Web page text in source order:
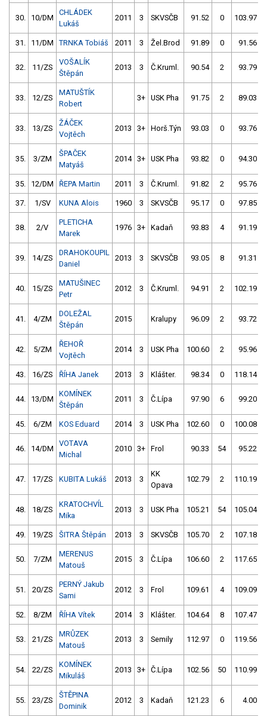
30. 10/DM
CHLÁDEK
Lukáš
2011 3 SKVSČB 91.52 0 103.97
31. 11/DM TRNKA Tobiáš 2011 3 Žel.Brod 91.89 0 91.56
32. 11/ZS
VOŠALÍK
Štěpán
2013 3 Č.Kruml. 90.54 2 93.79
33. 12/ZS
MATUŠTÍK
Robert
3+ USK Pha 91.75 2 89.03
33. 13/ZS
ŽÁČEK
Vojtěch
2013 3+ Horš.Týn 93.03 0 93.76
35. 3/ZM
ŠPAČEK
Matyáš
2014 3+ USK Pha 93.82 0 94.30
35. 12/DM ŘEPA Martin 2011 3 Č.Kruml. 91.82 2 95.76
37. 1/SV KUNA Alois 1960 3 SKVSČB 95.17 0 97.85
38. 2/V
PLETICHA
Marek
1976 3+ Kadaň 93.83 4 91.19
39. 14/ZS
DRAHOKOUPIL
Daniel
2013 3 SKVSČB 93.05 8 91.31
40. 15/ZS
MATUŠINEC
Petr
2012 3 Č.Kruml. 94.91 2 102.19
41. 4/ZM
DOLEŽAL
Štěpán
2015 Kralupy 96.09 2 93.72
42. 5/ZM
ŘEHOŘ
Vojtěch
2014 3 USK Pha 100.60 2 95.96
43. 16/ZS ŘÍHA Janek 2013 3 Klášter. 98.34 0 118.14
44. 13/DM
KOMÍNEK
Štěpán
2011 3 Č.Lípa 97.90 6 99.20
45. 6/ZM KOS Eduard 2014 3 USK Pha 102.60 0 100.08
46. 14/DM
VOTAVA
Michal
2010 3+ Frol 90.33 54 95.22
47. 17/ZS KUBITA Lukáš 2013 3
KK
Opava
102.79 2 110.19
48. 18/ZS
KRATOCHVÍL
Mika
2013 3 USK Pha 105.21 54 105.04
49. 19/ZS ŠITRA Štěpán 2013 3 SKVSČB 105.70 2 107.18
50. 7/ZM
MERENUS
Matouš
2015 3 Č.Lípa 106.60 2 117.65
51. 20/ZS
PERNÝ Jakub
Sami
2012 3 Frol 109.61 4 109.09
52. 8/ZM ŘÍHA Vítek 2014 3 Klášter. 104.64 8 107.47
53. 21/ZS
MRŮZEK
Matouš
2013 3 Semily 112.97 0 119.56
54. 22/ZS
KOMÍNEK
Mikuláš
2013 3+ Č.Lípa 102.56 50 110.99
55. 23/ZS
ŠTĚPINA
Dominik
2012 3 Kadaň 121.23 6 4.00